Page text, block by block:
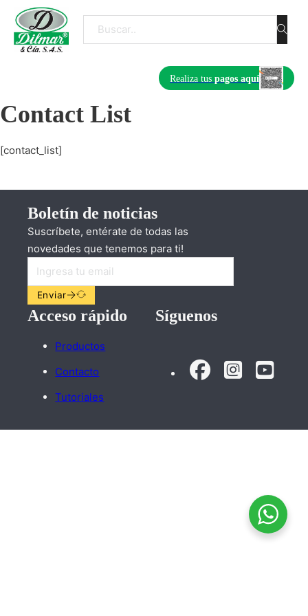
Buscar
Realiza tus pagos aquí
Contact List
[contact_list]
Boletín de noticias
Suscríbete, entérate de todas las
novedades que tenemos para ti!
Enviar
Acceso rápido
Productos
Contacto
Tutoriales
Síguenos